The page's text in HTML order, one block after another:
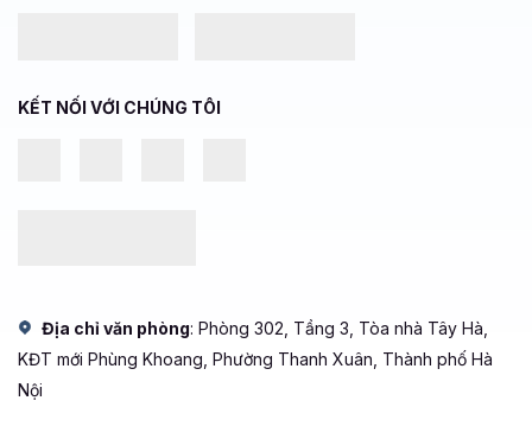
KẾT NỐI VỚI CHÚNG TÔI
Địa chỉ văn phòng: Phòng 302, Tầng 3, Tòa nhà Tây Hà,
KĐT mới Phùng Khoang, Phường Thanh Xuân, Thành phố Hà
Nội